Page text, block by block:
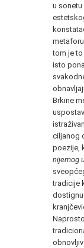
u
metaforu
tom je to
isto
Brkine
ciljanog
poezije,
nijemog
tradicije